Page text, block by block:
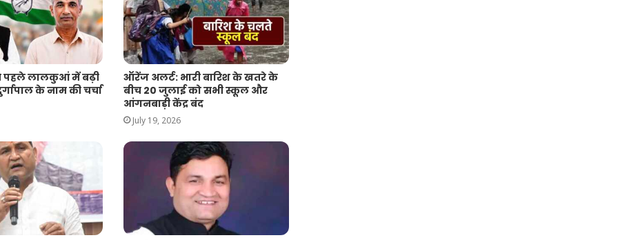
पहले लालकुआं में बढ़ी
के नाम की चर्चा
ऑरेंज अलर्ट: भारी बारिश के खतरे के
बीच 20 जुलाई को सभी स्कूल और
आंगनबाड़ी केंद्र बंद
July 19, 2026